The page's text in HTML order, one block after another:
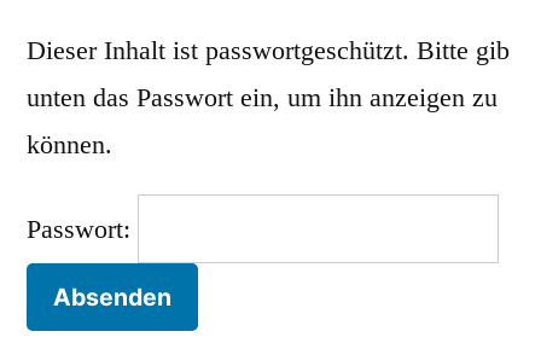
Dieser Inhalt ist passwortgeschützt. Bitte gib
unten das Passwort ein, um ihn anzeigen zu
können.
Passwort: